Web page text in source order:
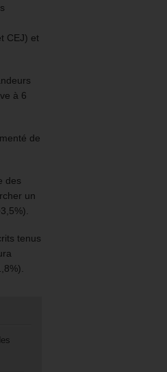
CEJ) et
à 6
de
des
un
tenus